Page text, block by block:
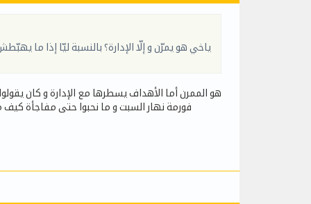
ياخي هو يمرّن و إلّا الإدارة؟ بالنسبة ليّا إذا ما
هو الممرن أما الأهداف يسطرها مع الإدارة و كان
فورمة نهار السبت و ما نحبوا حتى مفاجأة